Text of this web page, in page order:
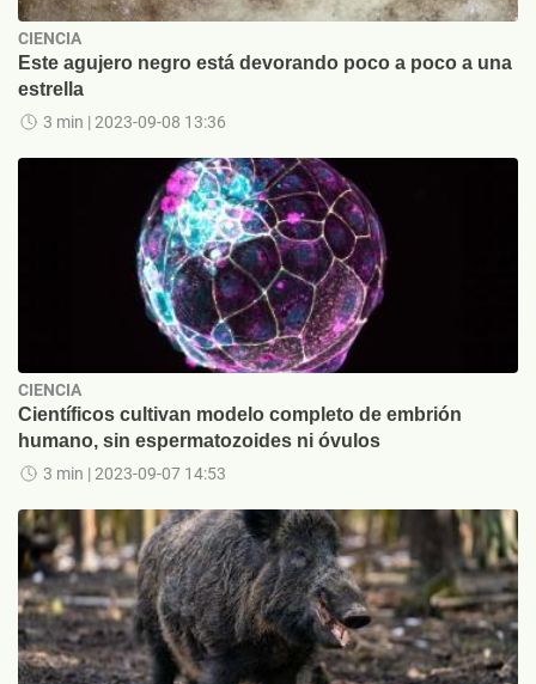
CIENCIA
Este agujero negro está devorando poco a poco a una
estrella
3 min | 2023-09-08 13:36
CIENCIA
Científicos cultivan modelo completo de embrión
humano, sin espermatozoides ni óvulos
3 min | 2023-09-07 14:53